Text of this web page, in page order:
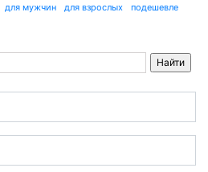
для мужчин для взрослых
подешевле